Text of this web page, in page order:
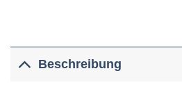
Beschreibung